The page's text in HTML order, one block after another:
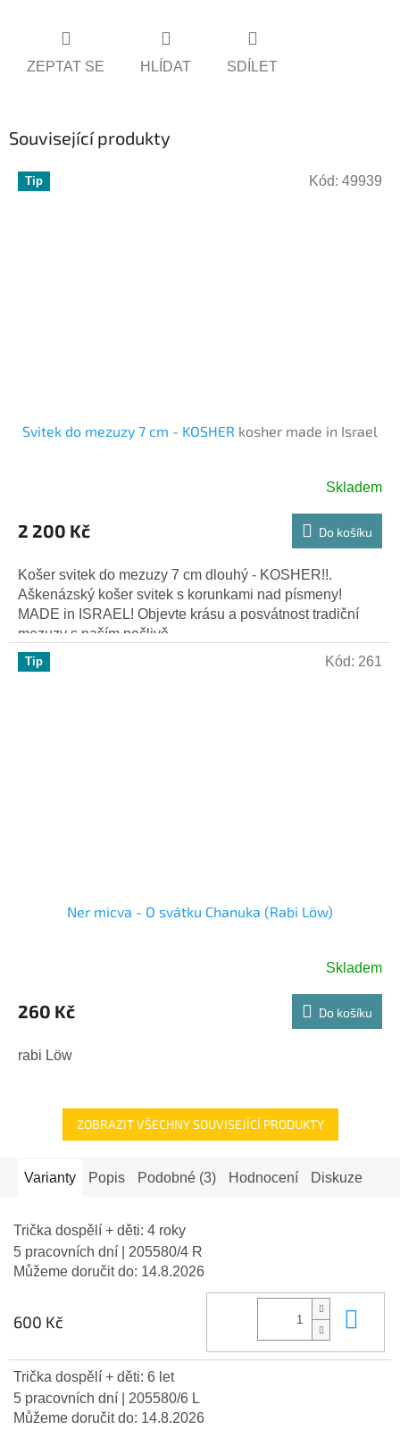
ZEPTAT SE HLÍDAT SDÍLET
Související produkty
Tip
Svitek do mezuzy 7 cm - KOSHER kosher made in Israel
Skladem
2 200 Kč Do košíku
Košer svitek do mezuzy 7 cm dlouhý - KOSHER!!.
Aškenázský košer svitek s korunkami nad písmeny!
MADE in ISRAEL! Objevte krásu a posvátnost tradiční
mezuzy s naším pečlivě...
Kód: 49939
Tip
Ner micva - O svátku Chanuka (Rabi Löw)
Skladem
260 Kč Do košíku
rabi Löw
Kód: 261
ZOBRAZIT VŠECHNY SOUVISEJÍCÍ PRODUKTY
Varianty Popis Podobné (3) Hodnocení Diskuze
Trička dospělí + děti: 4 roky
5 pracovních dní
| 205580/4 R
Můžeme doručit do: 14.8.2026
600 Kč
Trička dospělí + děti: 6 let
5 pracovních dní
| 205580/6 L
Můžeme doručit do: 14.8.2026